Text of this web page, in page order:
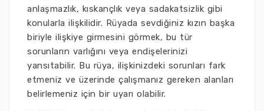
anlaşmazlık, kıskançlık veya sadakatsizlik gibi
konularla ilişkilidir. Rüyada sevdiğiniz kızın başka
biriyle ilişkiye girmesini görmek, bu tür
sorunların varlığını veya endişelerinizi
yansıtabilir. Bu rüya, ilişkinizdeki sorunları fark
etmeniz ve üzerinde çalışmanız gereken alanları
belirlemeniz için bir uyarı olabilir.